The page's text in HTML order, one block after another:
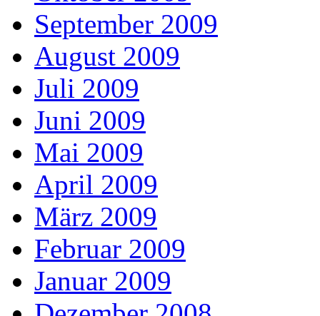
September 2009
August 2009
Juli 2009
Juni 2009
Mai 2009
April 2009
März 2009
Februar 2009
Januar 2009